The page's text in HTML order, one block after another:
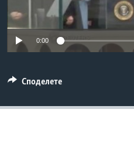
ИНТЕРВЈУА
0:00
Споделете